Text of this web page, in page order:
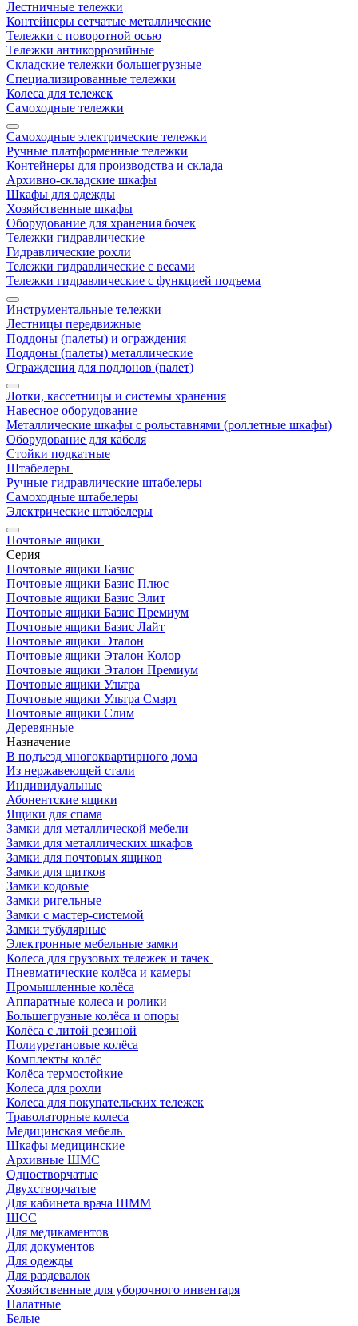
Лестничные тележки
Контейнеры сетчатые металлические
Тележки с поворотной осью
Тележки антикоррозийные
Складские тележки большегрузные
Специализированные тележки
Колеса для тележек
Самоходные тележки
Самоходные электрические тележки
Ручные платформенные тележки
Контейнеры для производства и склада
Архивно-складские шкафы
Шкафы для одежды
Хозяйственные шкафы
Оборудование для хранения бочек
Тележки гидравлические
Гидравлические рохли
Тележки гидравлические с весами
Тележки гидравлические с функцией подъема
Инструментальные тележки
Лестницы передвижные
Поддоны (палеты) и ограждения
Поддоны (палеты) металлические
Ограждения для поддонов (палет)
Лотки, кассетницы и системы хранения
Навесное оборудование
Металлические шкафы с рольставнями (роллетные шкафы)
Оборудование для кабеля
Стойки подкатные
Штабелеры
Ручные гидравлические штабелеры
Самоходные штабелеры
Электрические штабелеры
Почтовые ящики
Серия
Почтовые ящики Базис
Почтовые ящики Базис Плюс
Почтовые ящики Базис Элит
Почтовые ящики Базис Премиум
Почтовые ящики Базис Лайт
Почтовые ящики Эталон
Почтовые ящики Эталон Колор
Почтовые ящики Эталон Премиум
Почтовые ящики Ультра
Почтовые ящики Ультра Смарт
Почтовые ящики Слим
Деревянные
Назначение
В подъезд многоквартирного дома
Из нержавеющей стали
Индивидуальные
Абонентские ящики
Ящики для спама
Замки для металлической мебели
Замки для металлических шкафов
Замки для почтовых ящиков
Замки для щитков
Замки кодовые
Замки ригельные
Замки с мастер-системой
Замки тубулярные
Электронные мебельные замки
Колеса для грузовых тележек и тачек
Пневматические колёса и камеры
Промышленные колёса
Аппаратные колеса и ролики
Большегрузные колёса и опоры
Колёса с литой резиной
Полиуретановые колёса
Комплекты колёс
Колёса термостойкие
Колеса для рохли
Колеса для покупательских тележек
Траволаторные колеса
Медицинская мебель
Шкафы медицинские
Архивные ШМС
Одностворчатые
Двухстворчатые
Для кабинета врача ШММ
ШСС
Для медикаментов
Для документов
Для одежды
Для раздевалок
Хозяйственные для уборочного инвентаря
Палатные
Белые